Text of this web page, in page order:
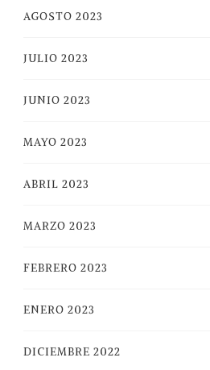
AGOSTO 2023
JULIO 2023
JUNIO 2023
MAYO 2023
ABRIL 2023
MARZO 2023
FEBRERO 2023
ENERO 2023
DICIEMBRE 2022